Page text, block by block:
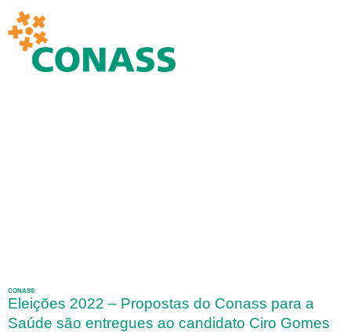
CONASS
Eleições 2022 – Propostas do Conass para a
Saúde são entregues ao candidato Ciro Gomes